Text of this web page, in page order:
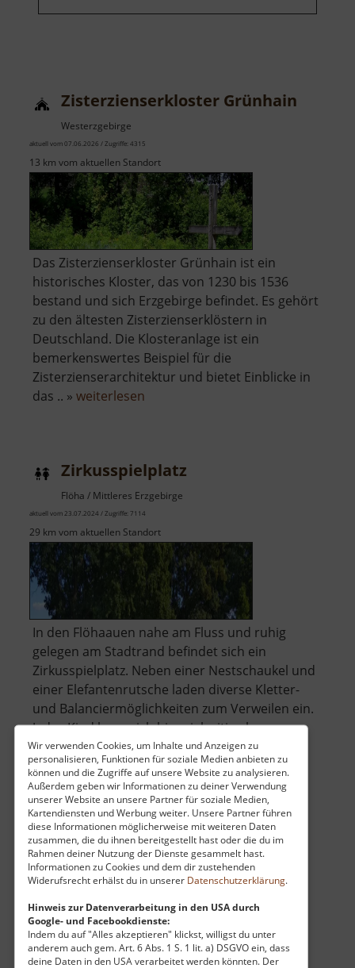
Wir verwenden Cookies, um Inhalte und Anzeigen zu
personalisieren, Funktionen für soziale Medien anbieten zu
können und die Zugriffe auf unsere Website zu analysieren.
Außerdem geben wir Informationen zu deiner Verwendung
unserer Website an unsere Partner für soziale Medien,
Kartendiensten und Werbung weiter. Unsere Partner führen
diese Informationen möglicherweise mit weiteren Daten
zusammen, die du ihnen bereitgestellt hast oder die du im
Rahmen deiner Nutzung der Dienste gesammelt hast.
Informationen zu Cookies und dem dir zustehenden
Widerufsrecht erhälst du in unserer Datenschutzerklärung.
Hinweis zur Datenverarbeitung in den USA durch
Google- und Facebookdienste:
Indem du auf "Alles akzeptieren" klickst, willigst du unter
anderem auch gem. Art. 6 Abs. 1 S. 1 lit. a) DSGVO ein, dass
deine Daten in den USA verarbeitet werden könnten. Der
Zisterzienserkloster Grünhain
Westerzgebirge
aktuell vom 07.06.2026 / Zugriffe: 4315
13 km vom aktuellen Standort
Das Zisterzienserkloster Grünhain ist ein
historisches Kloster, das von 1230 bis 1536
bestand und sich Erzgebirge befindet. Es gehört
zu den ältesten Zisterzienserklöstern in
Deutschland. Die Klosteranlage ist ein
bemerkenswertes Beispiel für die
Zisterzienserarchitektur und bietet Einblicke in
das .. » weiterlesen
Zirkusspielplatz
Flöha / Mittleres Erzgebirge
aktuell vom 23.07.2024 / Zugriffe: 7114
29 km vom aktuellen Standort
In den Flöhaauen nahe am Fluss und ruhig
gelegen am Stadtrand befindet sich ein
Zirkusspielplatz. Neben einer Nestschaukel und
einer Elefantenrutsche laden diverse Kletter-
und Balanciermöglichkeiten zum Verweilen ein.
Jedes Kind kann sich hier vielseitig als
Zirkusartist fühlen! Bänke im Schatten b.. »
weiterlesenüber
Zirkusspielplatz
ZipLine Klíny
Böhmisches Erzgebirge
aktuell vom 07.06.2026 / Zugriffe: 4642
40 km vom aktuellen Standort